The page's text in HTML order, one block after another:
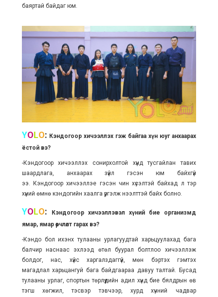
баяртай байдаг юм.
YOLO: Кэндогоор хичээллэх гэж байгаа хүн юуг анхаарах
ёстой вэ?
-Кэндогоор хичээллэх сонирхолтой хүнд тусгайлан тавих
шаардлага, анхаарах зүйл гэсэн юм байхгүй
ээ. Кэндогоор хичээллэе гэсэн чин хүсэлтэй байхад л тэр
хүний өмнө кэндогийн хаалга үргэлж нээлттэй байх болно.
YOLO:
Кэндогоор хичээллэвэл хүний бие организмд
ямар, ямар өөрчлөлт гарах вэ?
-Кэндо бол ихэнх тулааны урлагуудтай харьцуулахад бага
балчир наснаас эхлээд өтөл буурал болтлоо хичээллэж
болдог, нас, хүйс харгалздаггүй, мөн бэртэх гэмтэх
магадлал харьцангуй бага байдгаараа давуу талтай. Бусад
тулааны урлаг, спортын төрлүүдийн адил хүнд бие бялдрын өв
тэгш хөгжил, тэсвэр тэвчээр, хурд хүчний чадвар